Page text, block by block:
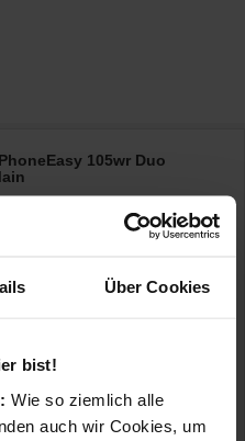
Über Cookies
bist!
Wie so ziemlich alle
auch wir Cookies, um
105wr Duo
Frankfurt Zeil
Online-Shop